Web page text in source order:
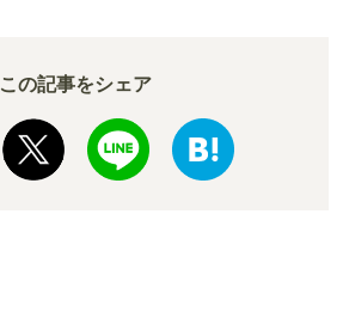
この記事をシェア